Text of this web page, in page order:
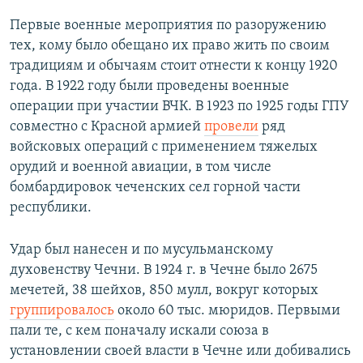
Первые военные мероприятия по разоружению
тех, кому было обещано их право жить по своим
традициям и обычаям стоит отнести к концу 1920
года. В 1922 году были проведены военные
операции при участии ВЧК. В 1923 по 1925 годы ГПУ
совместно с Красной армией провели ряд
войсковых операций с применением тяжелых
орудий и военной авиации, в том числе
бомбардировок чеченских сел горной части
республики.
Удар был нанесен и по мусульманскому
духовенству Чечни. В 1924 г. в Чечне было 2675
мечетей, 38 шейхов, 850 мулл, вокруг которых
группировалось около 60 тыс. мюридов. Первыми
пали те, с кем поначалу искали союза в
установлении своей власти в Чечне или добивались